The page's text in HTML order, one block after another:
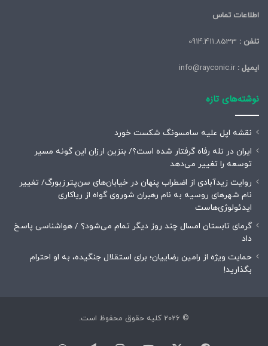
اطلاعات تماس
تلفن :
ایمیل :
نوشته‌های تازه
نقشه اپل علیه سامسونگ شکست خورد
ایران در تله رفاه گرفتار شده است؟/ بنزین ارزان این گونه مسیر
توسعه را تغییر می‌دهد
روایت زیدآبادی از اضطراب پنهان در خیابان‌های سن‌پترزبورگ/ تغییر
نام شهرهای روسیه به نام رهبران شوروی گواه از ریاکاری
ایدئولوژی‌هاست
گرمای تابستان امسال چند روز دیگر تمام می‌شود؟ / هواشناسی پاسخ
داد
حمایت ویژه از رامین رضاییان؛ برای استقلال جنگیده، به او احترام
بگذارید!
© 2026 کلیه حقوق محفوظ است.